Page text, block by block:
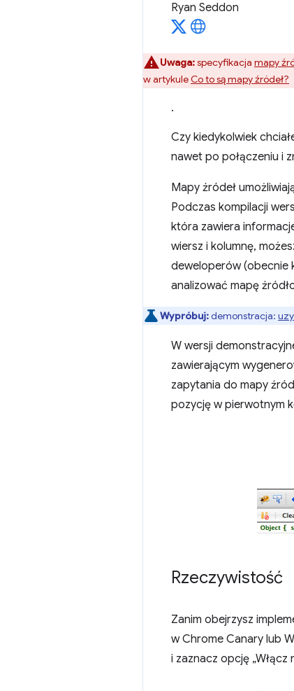
Ryan Seddon
Uwaga:specyfikacja mapy
w artykuleCo to są mapy źródeł?
.
Czy kiedykolwiek
nawet po połączeniu i
Mapy źródeł
Podczas kompilacji
która zawiera
wiersz i kolumnę,
deweloperów (obecnie
analizować mapę
Wypróbuj:demonstracja:
W wersji
zawierającym
zapytania do mapy
pozycję w pierwotnym
Rzeczywistość
Zanim obejrzysz
w Chrome Canary lub
i zaznacz opcję „Włącz